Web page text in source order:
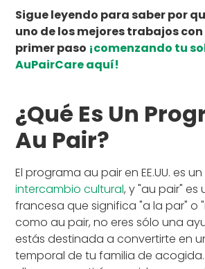
Sigue leyendo para saber por
uno de los mejores trabajos con
primer paso ¡comenzando tu
AuPairCare aquí!
¿Qué Es Un
Au Pair?
El programa au pair en EE.UU. es un
intercambio cultural, y "au pair" es
francesa que significa "a la par" o
como au pair, no eres sólo una
estás destinada a convertirte en
temporal de tu familia de